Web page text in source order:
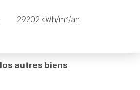
29202 kWh/m²/an
autres biens